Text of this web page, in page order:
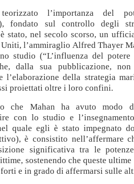
l’importanza del
fondato sul controllo degli
stato, nel secolo scorso, un
l’ammiraglio Alfred Thayer
studio (“L’influenza del
dalla sua pubblicazione,
l’elaborazione della strategia
proiettati oltre i loro confini.
che Mahan ha avuto modo
con lo studio e
quale egli è stato impegnato
è consistito nell’affermare
significativa tra le
sostenendo che queste
e in grado di affermarsi sulle